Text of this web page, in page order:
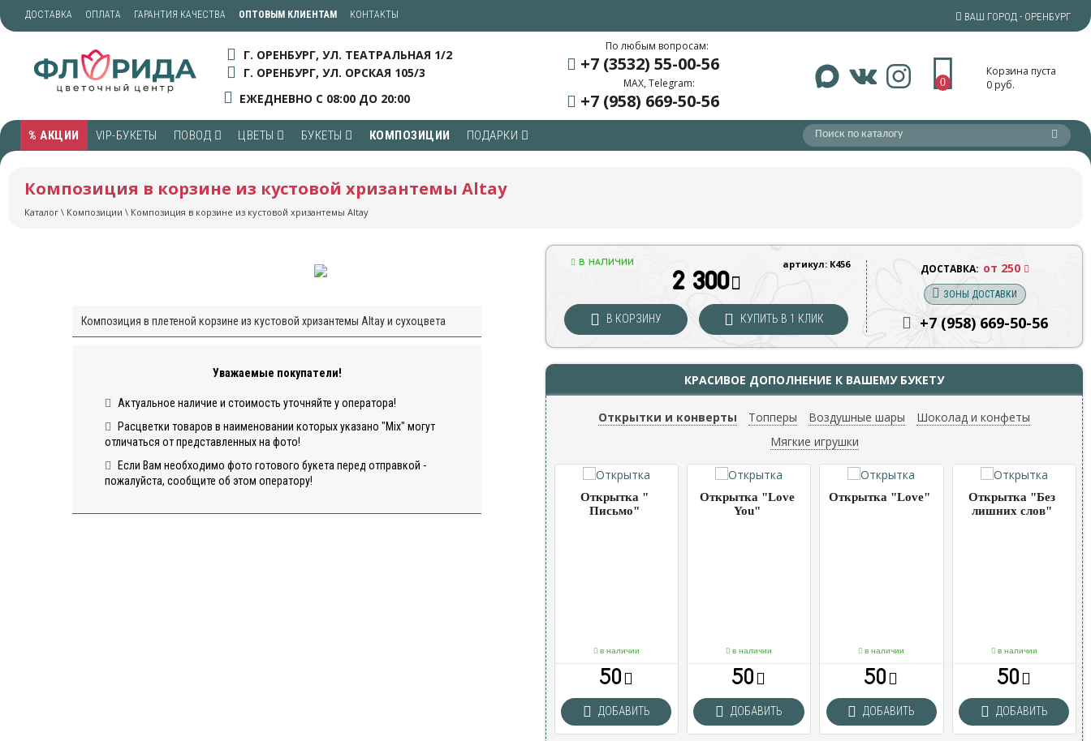
ВАШ ГОРОД - ОРЕНБУРГ
Г. ОРЕНБУРГ, УЛ. ТЕАТРАЛЬНАЯ 1/2
Г. ОРЕНБУРГ, УЛ. ОРСКАЯ 105/3
ЕЖЕДНЕВНО С 08:00 ДО 20:00
По любым вопросам:
+7 (3532) 55-00-56
MAX, Telegram:
+7 (958) 669-50-56
0
Корзина пуста
0 руб.
% АКЦИИ VIP-БУКЕТЫ ПОВОД ЦВЕТЫ БУКЕТЫ КОМПОЗИЦИИ ПОДАРКИ
ДОСТАВКА ОПЛАТА ГАРАНТИЯ КАЧЕСТВА ОПТОВЫМ КЛИЕНТАМ КОНТАКТЫ
Композиция в корзине из кустовой хризантемы Altay
Каталог \ Композиции \ Композиция в корзине из кустовой хризантемы Altay
Композиция в плетеной корзине из кустовой хризантемы Altay и сухоцвета
Уважаемые покупатели!
Актуальное наличие и стоимость уточняйте у оператора!
Расцветки товаров в наименовании которых указано "Mix" могут
отличаться от представленных на фото!
Если Вам необходимо фото готового букета перед отправкой -
пожалуйста, сообщите об этом оператору!
артикул: К456
В НАЛИЧИИ
2 300
В КОРЗИНУ КУПИТЬ В 1 КЛИК
ДОСТАВКА: от 250
ЗОНЫ ДОСТАВКИ
+7 (958) 669-50-56
КРАСИВОЕ ДОПОЛНЕНИЕ К ВАШЕМУ БУКЕТУ
Открытки и конверты Топперы Воздушные шары
Шоколад и конфеты
Мягкие игрушки
"Сердца"
"Шарики " 2
"Шарики"
Открытка "
Письмо"
в наличии
50
ДОБАВИТЬ
Открытка "Love
You"
в наличии
50
ДОБАВИТЬ
Открытка "Love"
в наличии
50
ДОБАВИТЬ
Открытка "Без
лишних слов"
в наличии
50
ДОБАВИТЬ